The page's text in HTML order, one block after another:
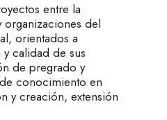
entre la
organizaciones del
orientados a
calidad de sus
de pregrado y
conocimiento en
y creación, extensión